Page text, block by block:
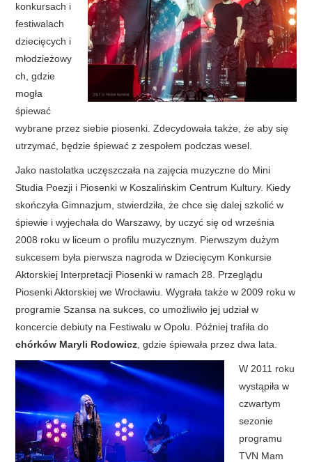
konkursach i
festiwalach
dziecięcych i
młodzieżowy
ch, gdzie
mogła
śpiewać
wybrane przez siebie piosenki. Zdecydowała także, że aby się
utrzymać, będzie śpiewać z zespołem podczas wesel.
Jako nastolatka uczęszczała na zajęcia muzyczne do Mini
Studia Poezji i Piosenki w Koszalińskim Centrum Kultury. Kiedy
skończyła Gimnazjum, stwierdziła, że chce się dalej szkolić w
śpiewie i wyjechała do Warszawy, by uczyć się od września
2008 roku w liceum o profilu muzycznym. Pierwszym dużym
sukcesem była pierwsza nagroda w Dziecięcym Konkursie
Aktorskiej Interpretacji Piosenki w ramach 28. Przeglądu
Piosenki Aktorskiej we Wrocławiu. Wygrała także w 2009 roku w
programie Szansa na sukces, co umożliwiło jej udział w
koncercie debiuty na Festiwalu w Opolu. Później trafiła do
chórków Maryli Rodowicz , gdzie śpiewała przez dwa lata.
W 2011 roku
wystąpiła w
czwartym
sezonie
programu
TVN Mam